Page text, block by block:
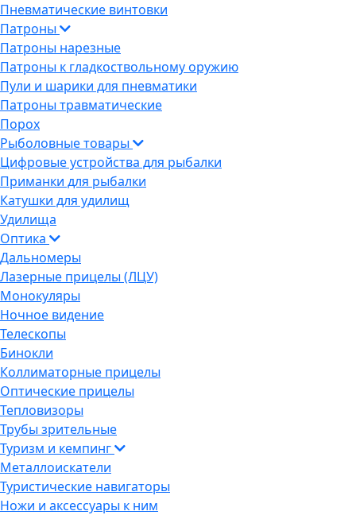
Пневматические винтовки
Патроны
Патроны нарезные
Патроны к гладкоствольному оружию
Пули и шарики для пневматики
Патроны травматические
Порох
Рыболовные товары
Цифровые устройства для рыбалки
Приманки для рыбалки
Катушки для удилищ
Удилища
Оптика
Дальномеры
Лазерные прицелы (ЛЦУ)
Монокуляры
Ночное видение
Телескопы
Бинокли
Коллиматорные прицелы
Оптические прицелы
Тепловизоры
Трубы зрительные
Туризм и кемпинг
Металлоискатели
Туристические навигаторы
Ножи и аксессуары к ним